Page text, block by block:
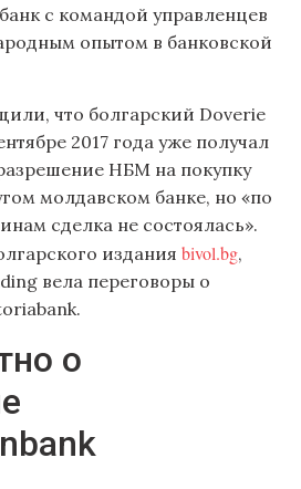
с командой управленцев
опытом в банковской
что болгарский Doverie
2017 года уже получал
НБМ на покупку
молдавском банке, но «по
сделка не состоялась».
издания bivol.bg,
вела переговоры о
о